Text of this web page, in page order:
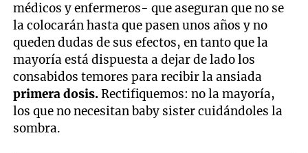
médicos y enfermeros- que aseguran que no se
la colocarán hasta que pasen unos años y no
queden dudas de sus efectos, en tanto que la
mayoría está dispuesta a dejar de lado los
consabidos temores para recibir la ansiada
primera dosis.Rectifiquemos: no la mayoría,
los que no necesitan baby sister cuidándoles la
sombra.